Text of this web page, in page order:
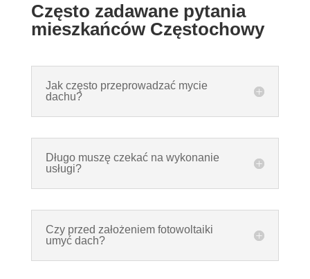
Często zadawane pytania
mieszkańców Częstochowy
Jak często przeprowadzać mycie
dachu?
Długo muszę czekać na wykonanie
usługi?
Czy przed założeniem fotowoltaiki
umyć dach?